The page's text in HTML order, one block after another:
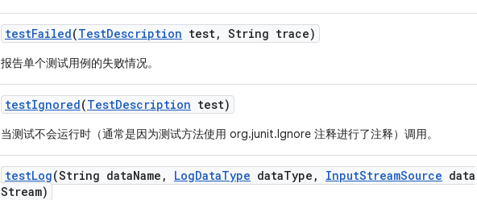
testFailed(TestDescription test, String trace)
报告单个测试用例的失败情况。
testIgnored(TestDescription test)
当测试不会运行时（通常是因为测试方法使用 org.junit.Ignore 注释进行了注释）调用。
testLog(String dataName , LogDataType dataType , InputStreamSource data
Stream)